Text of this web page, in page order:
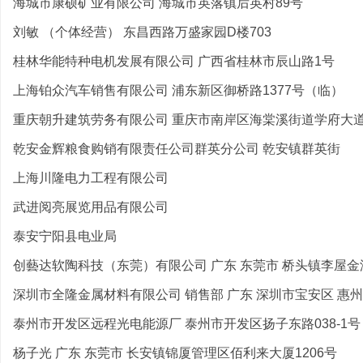
海城市康硕矿业有限公司 海城市英落镇后英村89号
刘敏 （个体经营） 东昌西路万盛家园D楼703
桂林华能特种电机发展有限公司 广西省桂林市辰山路1号
上海铂众汽车销售有限公司 浦东新区御桥路1377号（临）
重庆朝升建筑劳务有限公司 重庆市南岸区海棠溪街道学府大
乾安金辉粮食购销有限责任公司群英分公司 乾安镇群英街
上海川隆电力工程有限公司
武进阅亮展览用品有限公司
泰安宁阳县电业局
创藝达软陶科技（东莞）有限公司 广东 东莞市 桥头镇李屋金
深圳市全隆金属材料有限公司 销售部 广东 深圳市宝安区 惠
泰州市开发区远程光电能源厂 泰州市开发区扬子东路038-1号
杨子光 广东 东莞市 长安镇锦厦管理区佰利来大厦1206号